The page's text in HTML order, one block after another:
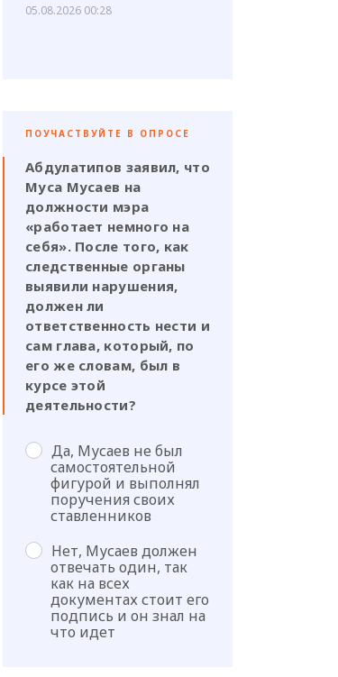
05.08.2026 00:28
ПОУЧАСТВУЙТЕ В ОПРОСЕ
Абдулатипов заявил, что
Муса Мусаев на
должности мэра
«работает немного на
себя». После того, как
следственные органы
выявили нарушения,
должен ли
ответственность нести и
сам глава, который, по
его же словам, был в
курсе этой
деятельности?
Да, Мусаев не был
самостоятельной
фигурой и выполнял
поручения своих
ставленников
Нет, Мусаев должен
отвечать один, так
как на всех
документах стоит его
подпись и он знал на
что идет